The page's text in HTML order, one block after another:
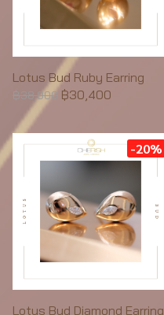
Lotus Bud Ruby Earring
฿38,000 ฿30,400
-20%
Lotus Bud Diamond Earring